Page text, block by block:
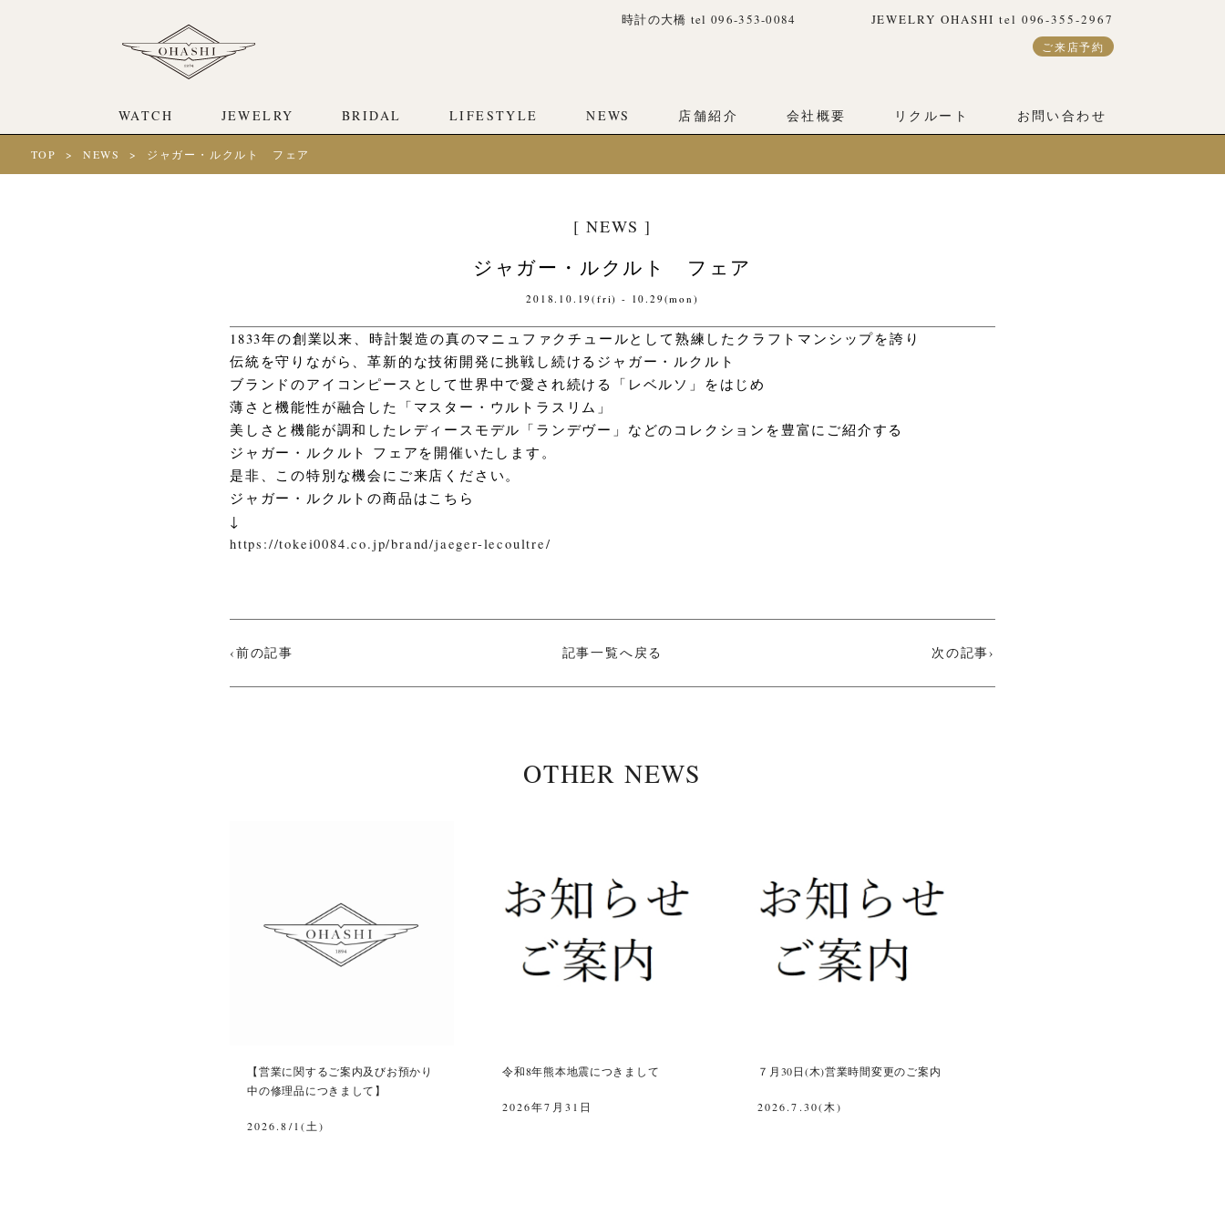
時計の大橋 tel 096-353-0084 JEWELRY OHASHI tel 096-355-2967
ご来店予約
WATCH JEWELRY BRIDAL LIFESTYLE NEWS 店舗紹介 会社概要 リクルート お問い合わせ
TOP NEWS ジャガー・ルクルト フェア
[ NEWS ]
ジャガー・ルクルト フェア
2018.10.19(fri) - 10.29(mon)
1833年の創業以来、時計製造の真のマニュファクチュールとして熟練したクラフトマンシップを誇り
伝統を守りながら、革新的な技術開発に挑戦し続けるジャガー・ルクルト
ブランドのアイコンピースとして世界中で愛され続ける「レベルソ」をはじめ
薄さと機能性が融合した「マスター・ウルトラスリム」
美しさと機能が調和したレディースモデル「ランデヴー」などのコレクションを豊富にご紹介する
ジャガー・ルクルト フェアを開催いたします。
是非、この特別な機会にご来店ください。
ジャガー・ルクルトの商品はこちら
↓
https://tokei0084.co.jp/brand/jaeger-lecoultre/
‹前の記事 記事一覧へ戻る 次の記事›
OTHER NEWS
【営業に関するご案内及びお預かり
中の修理品につきまして】
2026.8/1(土)
令和8年熊本地震につきまして
2026年7月31日
７月30日(木)営業時間変更のご案内
2026.7.30(木)